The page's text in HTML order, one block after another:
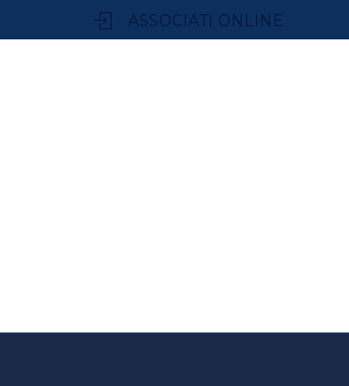
ASSOCIATI ONLINE